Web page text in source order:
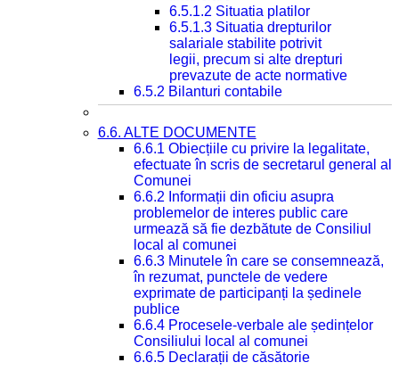
6.5.1.2 Situatia platilor
6.5.1.3 Situatia drepturilor
salariale stabilite potrivit
legii, precum si alte drepturi
prevazute de acte normative
6.5.2 Bilanturi contabile
6.6. ALTE DOCUMENTE
6.6.1 Obiecțiile cu privire la legalitate,
efectuate în scris de secretarul general al
Comunei
6.6.2 Informații din oficiu asupra
problemelor de interes public care
urmează să fie dezbătute de Consiliul
local al comunei
6.6.3 Minutele în care se consemnează,
în rezumat, punctele de vedere
exprimate de participanți la ședinele
publice
6.6.4 Procesele-verbale ale ședințelor
Consiliului local al comunei
6.6.5 Declarații de căsătorie